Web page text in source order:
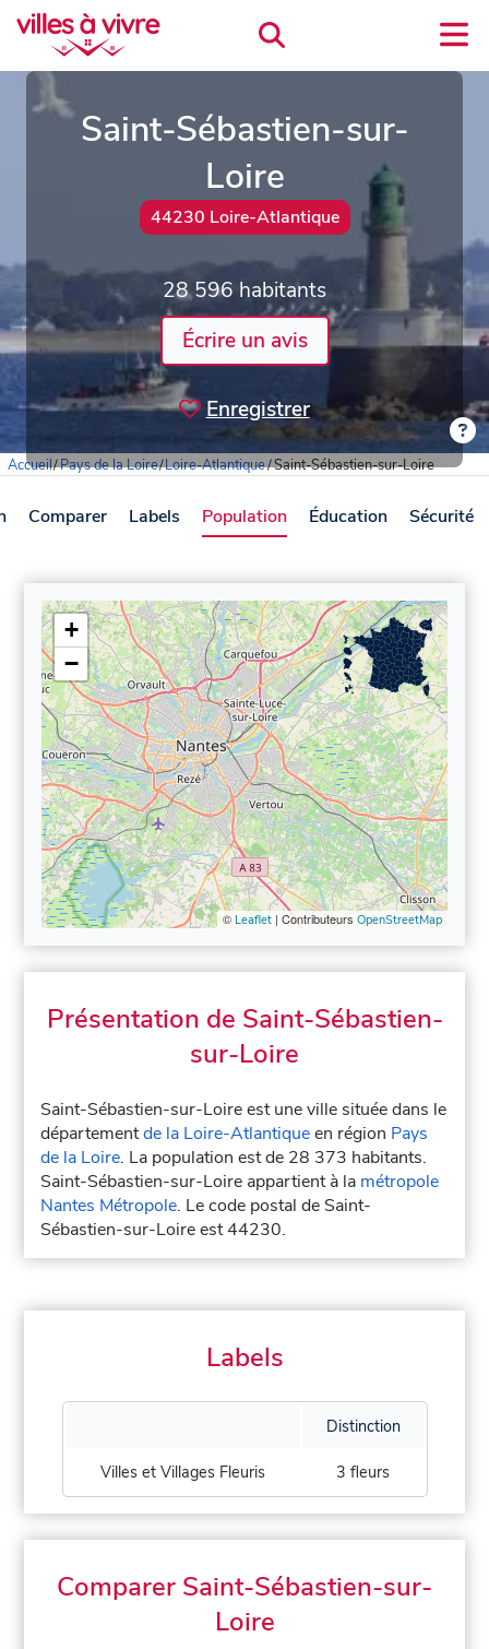
Saint-Sébastien-sur-
Loire
44230 Loire-Atlantique
28 596 habitants
Écrire un avis
Enregistrer
Accueil/Pays de la Loire/Loire-Atlantique/Saint-Sébastien-sur-Loire
Comparer Labels Population Éducation Sécurité
+
−
© Leaflet| Contributeurs OpenStreetMap
Présentation de Saint-Sébastien-
sur-Loire
Saint-Sébastien-sur-Loire est une ville située dans le
départementde la Loire-Atlantiqueen région Pays
de la Loire. La population est de 28 373 habitants.
Saint-Sébastien-sur-Loire appartient à la métropole
Nantes Métropole. Le code postal de Saint-
Sébastien-sur-Loire est 44230.
Labels
Distinction
Villes et Villages Fleuris 3 fleurs
Comparer Saint-Sébastien-sur-
Loire